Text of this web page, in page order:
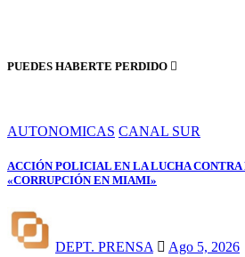
PUEDES HABERTE PERDIDO
AUTONOMICAS CANAL SUR
ACCIÓN POLICIAL EN LA LUCHA
«CORRUPCIÓN EN MIAMI»
DEPT. PRENSA Ago 5, 2026